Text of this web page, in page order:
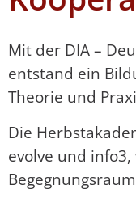
Mit der DIA –
entstand ein
Theorie und
Die
evolve und